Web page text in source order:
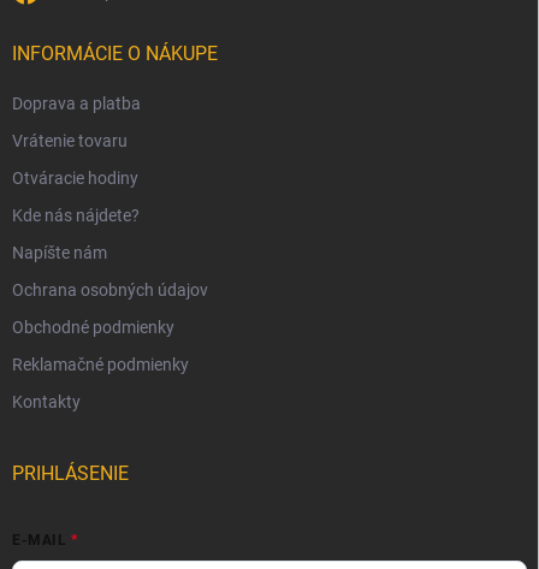
INFORMÁCIE O NÁKUPE
Doprava a platba
Vrátenie tovaru
Otváracie hodiny
Kde nás nájdete?
Napíšte nám
Ochrana osobných údajov
Obchodné podmienky
Reklamačné podmienky
Kontakty
PRIHLÁSENIE
E-MAIL